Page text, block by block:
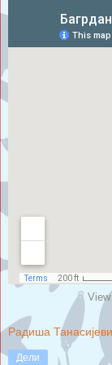
View
Радиша
Дели